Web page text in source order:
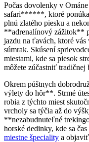
Počas dovolenky v
safari******, ktoré
plnú zlatého piesku a
**adrenalínový zážitok**
jazdu na ťavách, ktoré vás
súmrak. Skúsení
miestami, kde sa piesok
môžete zúčastniť tradičnej
Okrem púštnych
výlety do hôr**. Strmé
robia z týchto miest
vrcholy sa týčia až do
**nezabudnuteľné
horské dedinky, kde sa
miestne špeciality a